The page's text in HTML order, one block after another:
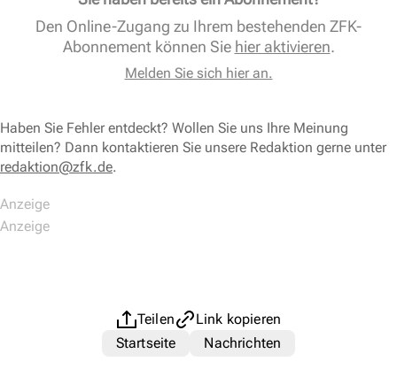
Den Online-Zugang zu Ihrem bestehenden ZFK-
Abonnement können Sie hier aktivieren.
Melden Sie sich hier an.
Haben Sie Fehler entdeckt? Wollen Sie uns Ihre Meinung
mitteilen? Dann kontaktieren Sie unsere Redaktion gerne unter
redaktion@zfk.de.
Teilen
Link kopieren
Startseite
Nachrichten